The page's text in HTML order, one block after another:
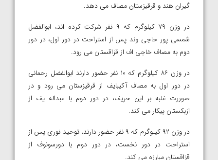
گیران هند و قرقیزستان مصاف می دهد.
در وزن ۷۹ کیلوگرم که ۹ نفر شرکت کرده اند، ابوالفضل
شمسی پور حاجی وند پس از استراحت در دور اول، در دور
دوم به مصاف خاجی اف از قزاقستان می رود.
در وزن ۸۶ کیلوگرم که ۱۰ نفر حضور دارند ابوالفضل رحمانی
در دور اول به مصاف آکیبایف از قرقیزستان می رود و در
صوررت غلبه بر این حریف، در دور دوم با عبداله یف از
ازبکستان پیکار می کند.
در وزن ۹۲ کیلوگرم که ۹ نفر حضور دارند، توحید نوری پس از
استراحت در دور نخست، در دور دوم با دورسونوف از
قزاقستان مبارزه می کند.